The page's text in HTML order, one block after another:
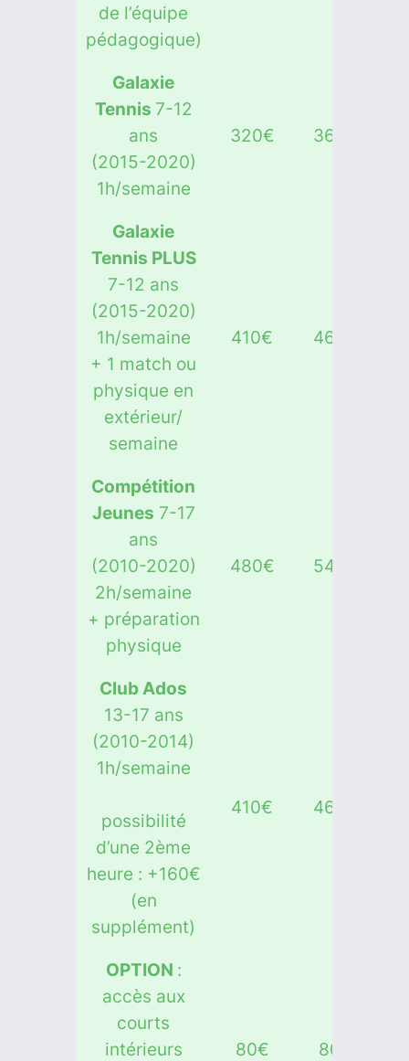
de l’équipe
pédagogique)
Galaxie
Tennis 7-12
ans
(2015-2020)
1h/semaine
320€ 360€
Galaxie
Tennis PLUS
7-12 ans
(2015-2020)
1h/semaine
+ 1 match ou
physique en
extérieur/
semaine
410€ 460€
Compétition
Jeunes 7-17
ans
(2010-2020)
2h/semaine
+ préparation
physique
480€ 540€
Club Ados
13-17 ans
(2010-2014)
1h/semaine
possibilité
d’une 2ème
heure : +160€
(en
supplément)
410€ 460€
OPTION :
accès aux
courts
intérieurs
80€ 80€